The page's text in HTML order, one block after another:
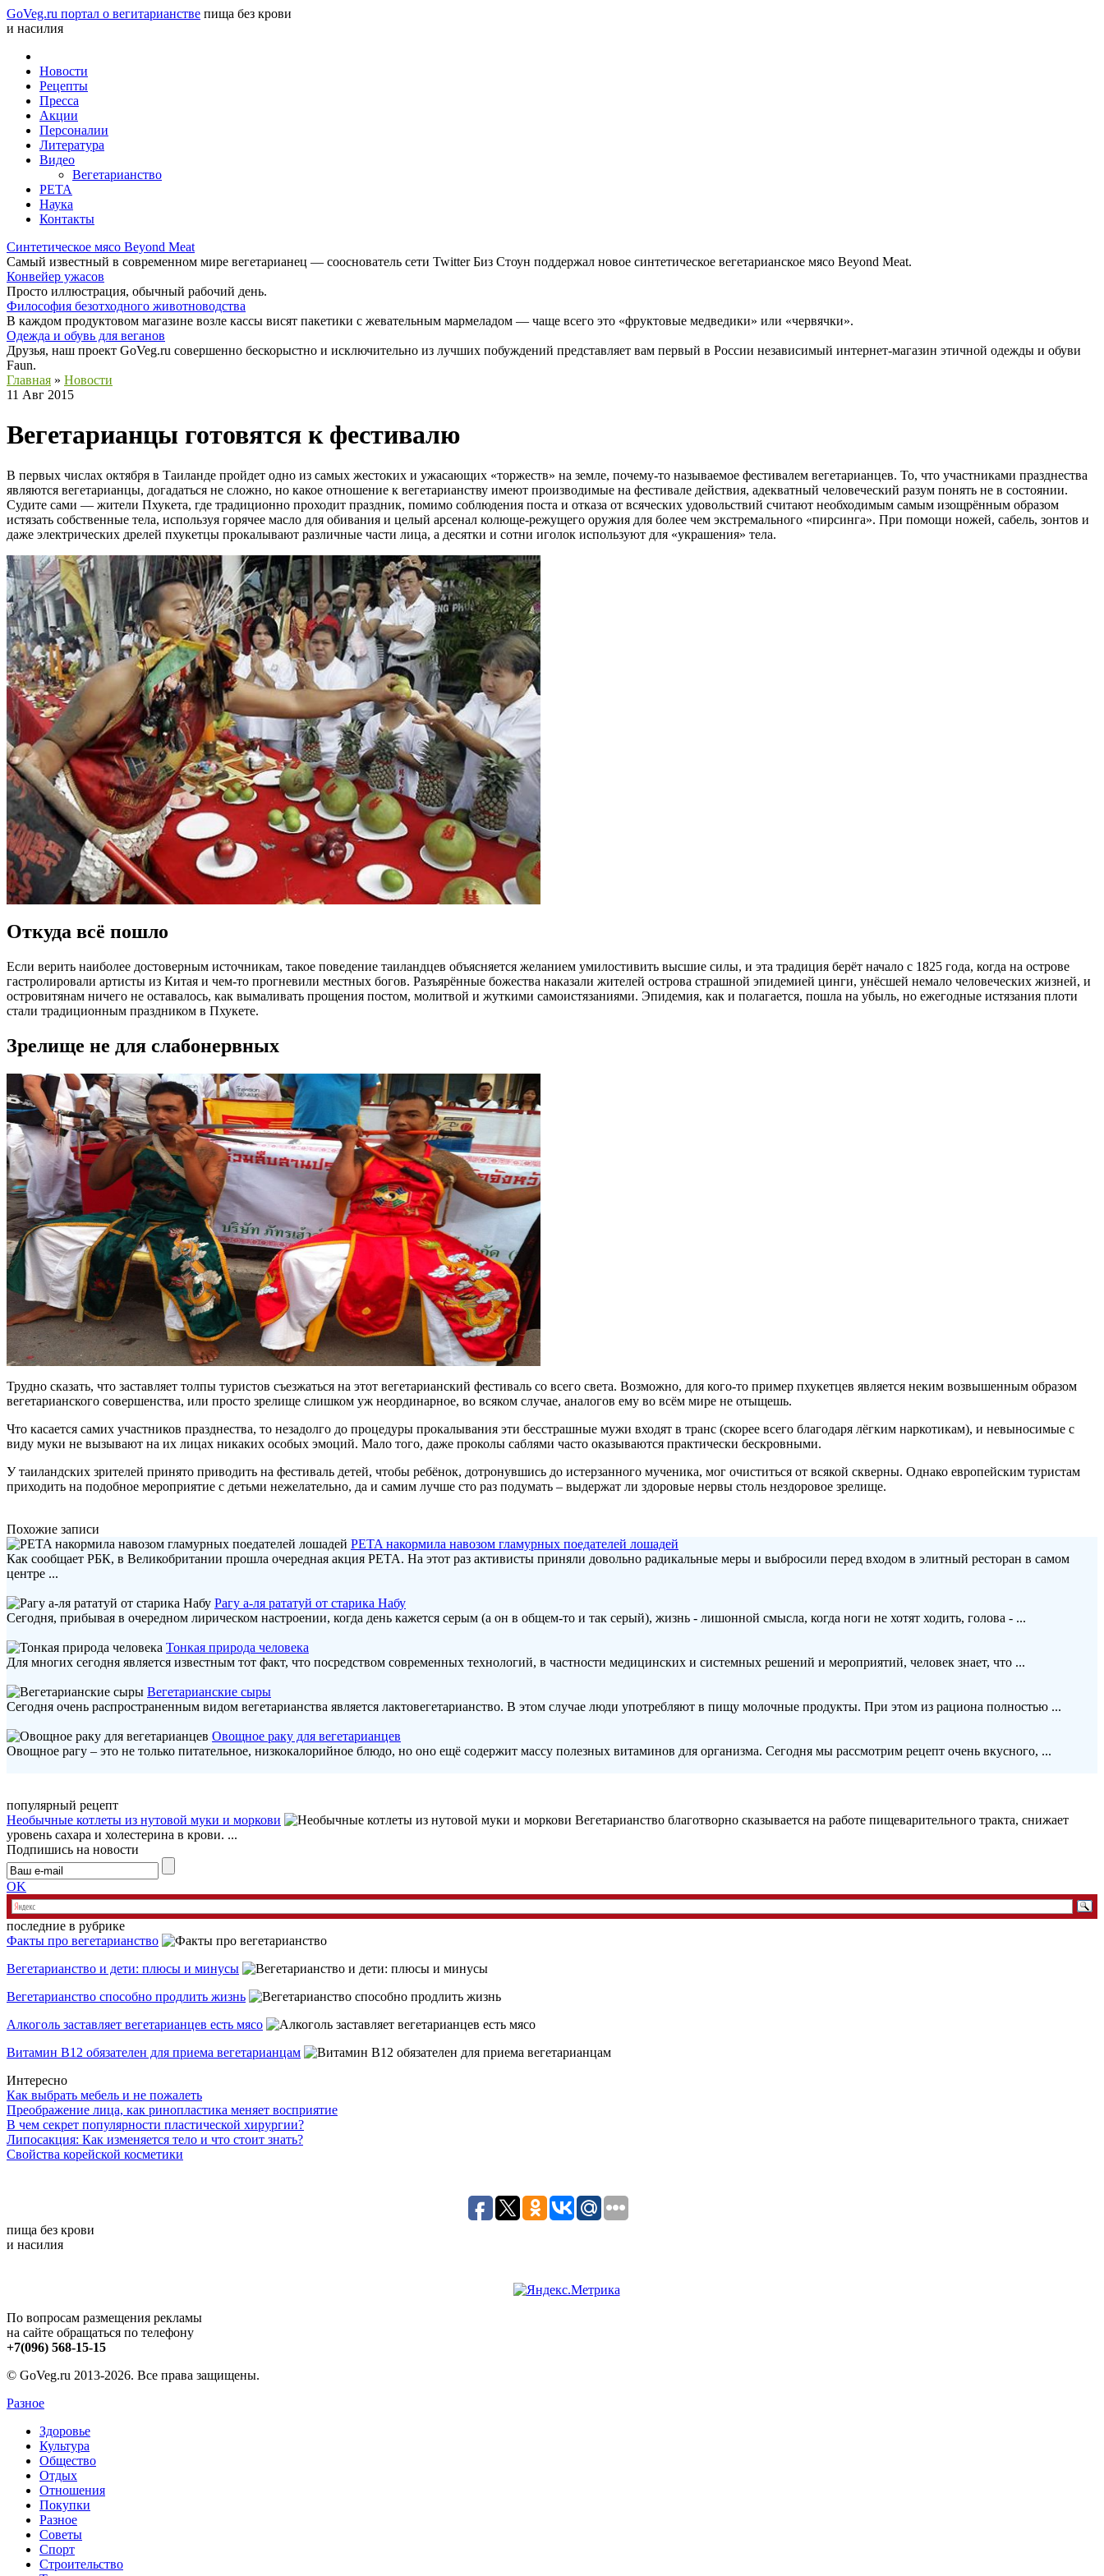
GoVeg.ru портал о вегитарианстве пища без крови
и насилия
Новости
Рецепты
Пресса
Акции
Персоналии
Литература
Видео
Вегетарианство
РЕТА
Наука
Контакты
Синтетическое мясо Beyond Meat
Самый известный в современном мире вегетарианец — сооснователь сети Twitter Биз Стоун поддержал новое синтетическое вегетарианское мясо Beyond Meat.
Конвейер ужасов
Просто иллюстрация, обычный рабочий день.
Философия безотходного животноводства
В каждом продуктовом магазине возле кассы висят пакетики с жевательным мармеладом — чаще всего это «фруктовые медведики» или «червячки».
Одежда и обувь для веганов
Друзья, наш проект GoVeg.ru совершенно бескорыстно и исключительно из лучших побуждений представляет вам первый в России независимый интернет-магазин этичной одежды и обуви
Faun.
Главная » Новости
11 Авг 2015
Вегетарианцы готовятся к фестивалю
В первых числах октября в Таиланде пройдет одно из самых жестоких и ужасающих «торжеств» на земле, почему-то называемое фестивалем вегетарианцев. То, что участниками празднества
являются вегетарианцы, догадаться не сложно, но какое отношение к вегетарианству имеют производимые на фестивале действия, адекватный человеческий разум понять не в состоянии.
Судите сами — жители Пхукета, где традиционно проходит праздник, помимо соблюдения поста и отказа от всяческих удовольствий считают необходимым самым изощрённым образом
истязать собственные тела, используя горячее масло для обивания и целый арсенал колюще-режущего оружия для более чем экстремального «пирсинга». При помощи ножей, сабель, зонтов и
даже электрических дрелей пхукетцы прокалывают различные части лица, а десятки и сотни иголок используют для «украшения» тела.
Откуда всё пошло
Если верить наиболее достоверным источникам, такое поведение таиландцев объясняется желанием умилостивить высшие силы, и эта традиция берёт начало с 1825 года, когда на острове
гастролировали артисты из Китая и чем-то прогневили местных богов. Разъярённые божества наказали жителей острова страшной эпидемией цинги, унёсшей немало человеческих жизней, и
островитянам ничего не оставалось, как вымаливать прощения постом, молитвой и жуткими самоистязаниями. Эпидемия, как и полагается, пошла на убыль, но ежегодные истязания плоти
стали традиционным праздником в Пхукете.
Зрелище не для слабонервных
Трудно сказать, что заставляет толпы туристов съезжаться на этот вегетарианский фестиваль со всего света. Возможно, для кого-то пример пхукетцев является неким возвышенным образом
вегетарианского совершенства, или просто зрелище слишком уж неординарное, во всяком случае, аналогов ему во всём мире не отыщешь.
Что касается самих участников празднества, то незадолго до процедуры прокалывания эти бесстрашные мужи входят в транс (скорее всего благодаря лёгким наркотикам), и невыносимые с
виду муки не вызывают на их лицах никаких особых эмоций. Мало того, даже проколы саблями часто оказываются практически бескровными.
У таиландских зрителей принято приводить на фестиваль детей, чтобы ребёнок, дотронувшись до истерзанного мученика, мог очиститься от всякой скверны. Однако европейским туристам
приходить на подобное мероприятие с детьми нежелательно, да и самим лучше сто раз подумать – выдержат ли здоровые нервы столь нездоровое зрелище.
Похожие записи
PETA накормила навозом гламурных поедателей лошадей
Как сообщает РБК, в Великобритании прошла очередная акция PETA. На этот раз активисты приняли довольно радикальные меры и выбросили перед входом в элитный ресторан в самом
центре ...
Рагу а-ля рататуй от старика Набу
Сегодня, прибывая в очередном лирическом настроении, когда день кажется серым (а он в общем-то и так серый), жизнь - лишонной смысла, когда ноги не хотят ходить, голова - ...
Тонкая природа человека
Для многих сегодня является известным тот факт, что посредством современных технологий, в частности медицинских и системных решений и мероприятий, человек знает, что ...
Вегетарианские сыры
Сегодня очень распространенным видом вегетарианства является лактовегетарианство. В этом случае люди употребляют в пищу молочные продукты. При этом из рациона полностью ...
Овощное раку для вегетарианцев
Овощное рагу – это не только питательное, низкокалорийное блюдо, но оно ещё содержит массу полезных витаминов для организма. Сегодня мы рассмотрим рецепт очень вкусного, ...
популярный рецепт
Необычные котлеты из нутовой муки и моркови
Вегетарианство благотворно сказывается на работе пищеварительного тракта, снижает
уровень сахара и холестерина в крови. ...
Подпишись на новости
OK
последние в рубрике
Факты про вегетарианство
Вегетарианство и дети: плюсы и минусы
Вегетарианство способно продлить жизнь
Алкоголь заставляет вегетарианцев есть мясо
Витамин В12 обязателен для приема вегетарианцам
Интересно
Как выбрать мебель и не пожалеть
Преображение лица, как ринопластика меняет восприятие
В чем секрет популярности пластической хирургии?
Липосакция: Как изменяется тело и что стоит знать?
Свойства корейской косметики
пища без крови
и насилия
По вопросам размещения рекламы
на сайте обращаться по телефону
+7(096) 568-15-15
© GoVeg.ru 2013-2026. Все права защищены.
Разное
Здоровье
Культура
Общество
Отдых
Отношения
Покупки
Разное
Советы
Спорт
Строительство